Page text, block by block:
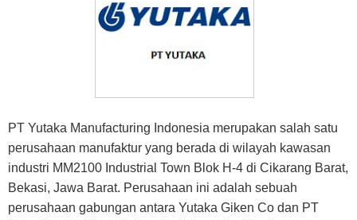
PT Yutaka Manufacturing Indonesia merupakan salah satu
perusahaan manufaktur yang berada di wilayah kawasan
industri MM2100 Industrial Town Blok H-4 di Cikarang Barat,
Bekasi, Jawa Barat. Perusahaan ini adalah sebuah
perusahaan gabungan antara Yutaka Giken Co dan PT